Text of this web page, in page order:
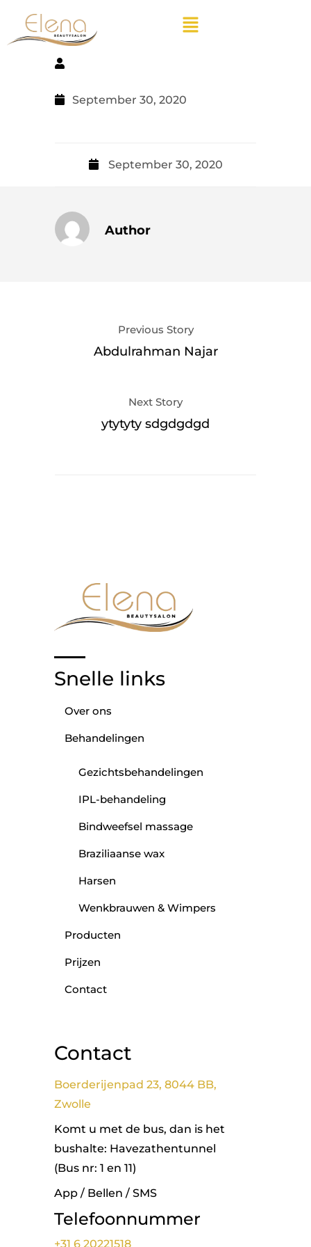
September 30, 2020
September 30, 2020
Author
Previous Story
Abdulrahman Najar
Next Story
ytytyty sdgdgdgd
Snelle links
Over ons
Behandelingen
Gezichtsbehandelingen
IPL-behandeling
Bindweefsel massage
Braziliaanse wax
Harsen
Wenkbrauwen & Wimpers
Producten
Prijzen
Contact
Contact
Boerderijenpad 23, 8044 BB,
Zwolle
Komt u met de bus, dan is het
bushalte: Havezathentunnel
(Bus nr: 1 en 11)
App / Bellen / SMS
Telefoonnummer
+31 6 20221518